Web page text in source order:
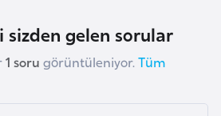
sizden gelen sorular
1 soru görüntüleniyor. Tüm